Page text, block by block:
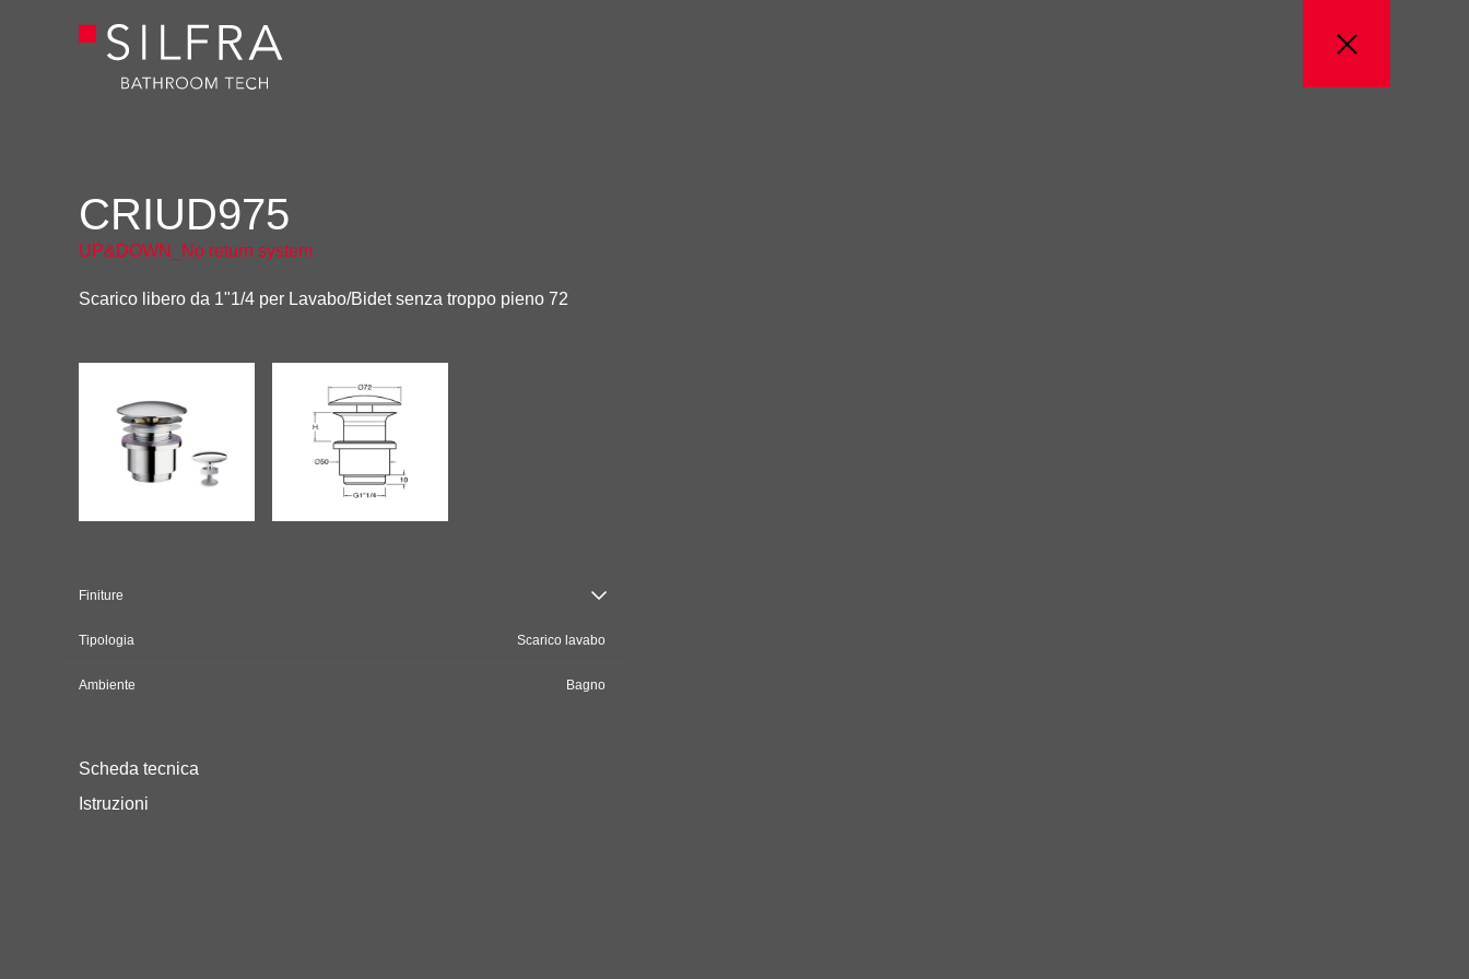
CRIUD975
UP&DOWN_No return system
Scarico libero da 1"1/4 per Lavabo/Bidet senza troppo pieno 72
Finiture
Tipologia Scarico lavabo
Ambiente Bagno
Scheda tecnica
Istruzioni